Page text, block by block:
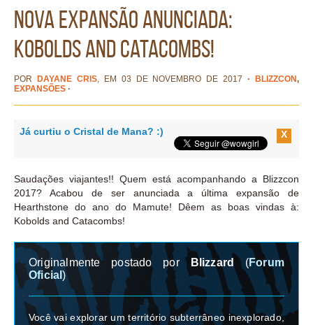
Nova expansão anunciada:
Kobolds and Catacombs!
POR DAYANE CRIS, EM 03 DE NOVEMBRO DE 2017 · BLIZZCON,
EXPANSÕES ·
Já curtiu o Cristal de Mana? :) X
Saudações viajantes!! Quem está acompanhando a Blizzcon
2017? Acabou de ser anunciada a última expansão de
Hearthstone do ano do Mamute! Dêem as boas vindas à:
Kobolds and Catacombs!
Originalmente postado por Blizzard (Forum
Oficial)
Você vai explorar um território subterrâneo inexplorado,